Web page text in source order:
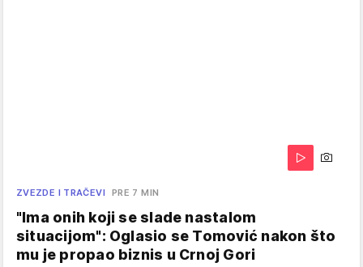
ZVEZDE I TRAČEVI PRE 7 MIN
"Ima onih koji se slade nastalom
situacijom": Oglasio se Tomović nakon što
mu je propao biznis u Crnoj Gori